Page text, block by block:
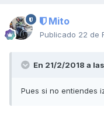
Mito
Publicado 22 de
En 21/2/2018 a
Pues si no entiendes